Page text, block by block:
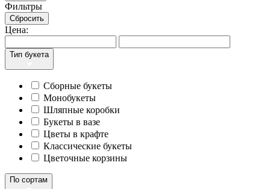
Фильтры
Сбросить
Цена:
Тип букета
Сборные букеты
Монобукеты
Шляпные коробки
Букеты в вазе
Цветы в крафте
Классические букеты
Цветочные корзины
По сортам